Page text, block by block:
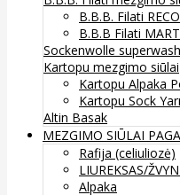
B.B.B. Filati
B.B.B Filati
Sockenwolle superwash
Kartopu mezgimo siūlai
Kartopu Alpaka
Kartopu Sock
Altin Basak
MEZGIMO SIŪLAI
Rafija (celiuliozė)
LIUREKSAS/
Alpaka